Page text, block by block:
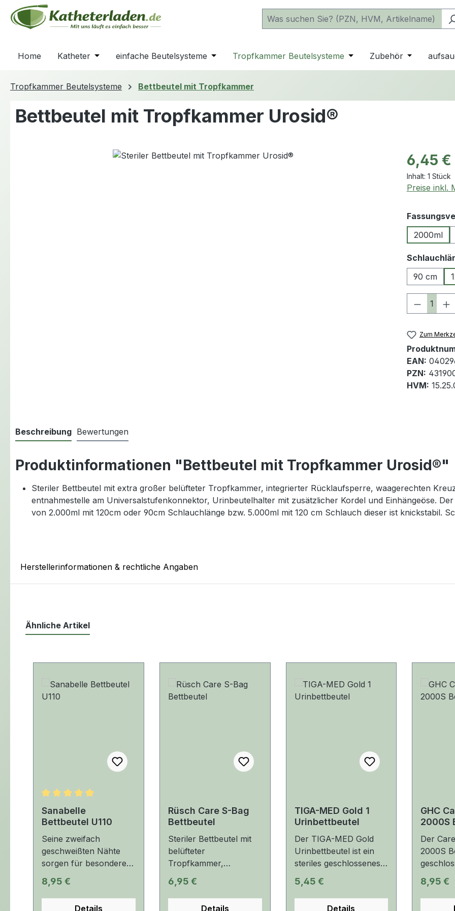
Hauptinhalt springen
Zur Suche springen
Zur Hauptnavigation springen
Home Katheter Öffne oder Schließe das Dropdown der Kategorie Katheter
einfache Beutelsysteme Öffne oder Schließe das Dropdown der Kategorie einfache
Tropfkammer Beutelsysteme Öffne oder Schließe das
Zubehör Öffne oder
Tropfkammer Beutelsysteme Bettbeutel mit Tropfkammer
Bettbeutel mit Tropfkammer Urosid®
Bildergalerie überspringen Regulärer
6,45 €
Inhalt: 1 Stück
Preise inkl.
2000ml
90 cm
Zum
EAN:
PZN:
HVM:
Beschreibung Bewertungen
Produktinformationen "Bettbeutel mit Tropfkammer Urosid®"
Steriler Bettbeutel mit extra großer belüfteter Tropfkammer, integrierter Rücklaufsperre, waagerechten
entnahmestelle am Universalstufenkonnektor, Urinbeutelhalter mit zusätzlicher Kordel und Einhängeöse.
von 2.000ml mit 120cm oder 90cm Schlauchlänge bzw. 5.000ml mit 120 cm Schlauch dieser ist knickstabil.
Herstellerinformationen & rechtliche Angaben
Ähnliche Artikel
Durchschnittliche Bewertung von 5 von 5 Sternen
Sanabelle
Bettbeutel U110
Seine zweifach
geschweißten Nähte
sorgen für besondere
Sicherheit. Die belüftete
Tropfkammer mit
Rücklaufsperre
Regulärer Preis:
8,95 €
Details
Rüsch Care S-Bag
Bettbeutel
Steriler Bettbeutel mit
belüfteter
Tropfkammer,
Rücklaufsperre,
nachtropf-sicheres
Bodenablassventil mit
Regulärer Preis:
6,95 €
Details
TIGA-MED Gold 1
Urinbettbeutel
Der TIGA-MED Gold
Urinbettbeutel ist ein
steriles geschlossenes
Urindrainagesystem mit
Tropfkammer und
einem
Regulärer Preis:
5,45 €
Details
GHC
2000S
Soft
Der
2000S
einem
8,95 €